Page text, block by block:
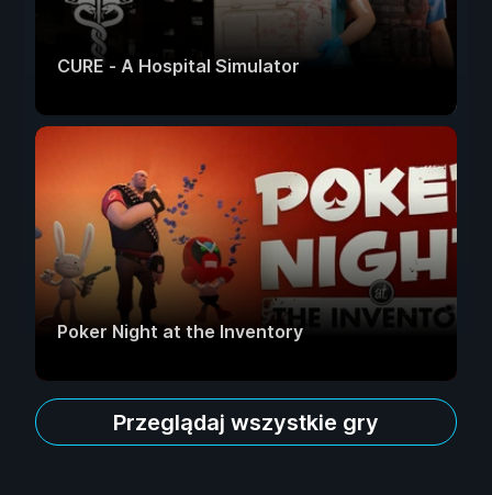
CURE - A Hospital Simulator
Poker Night at the Inventory
Przeglądaj wszystkie gry